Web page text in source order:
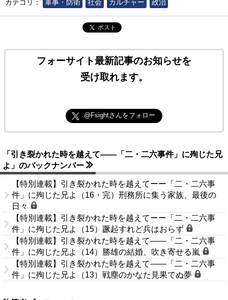
カテゴリ：
軍事・防衛 社会 カルチャー 政治
ポスト
フォーサイト最新記事のお知らせを
受け取れます。
@Fsightさんをフォロー
「引き裂かれた時を越えて――「二・二六事件」に殉じた兄
よ」のバックナンバー
【特別連載】引き裂かれた時を越えてーー「二・二六事
件」に殉じた兄よ（16・完）刑務所に集う家族、最後の
日々
【特別連載】引き裂かれた時を越えてーー「二・二六事
件」に殉じた兄よ（15）蹶起すれど兵はおらず
【特別連載】引き裂かれた時を越えて――「二・二六事
件」に殉じた兄よ（14）勝雄の結婚、吹き寄せる嵐
【特別連載】引き裂かれた時を越えて――「二・二六事
件」に殉じた兄よ（13）戦塵のかなた見果てぬ夢